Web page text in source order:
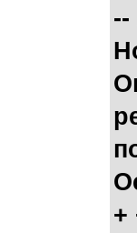
--
+